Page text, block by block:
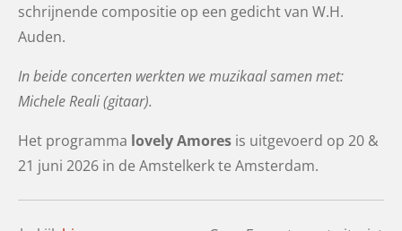
schrijnende compositie op een gedicht van W.H.
Auden.
In beide concerten werkten we muzikaal samen met:
Michele Reali (gitaar).
Het programma lovely Amores is uitgevoerd op 20 &
21 juni 2026 in de Amstelkerk te Amsterdam.